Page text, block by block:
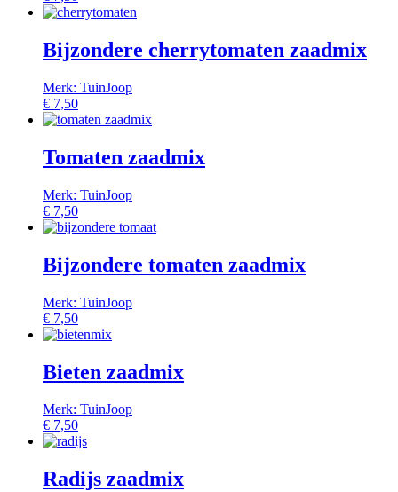
Bijzondere cherrytomaten zaadmix
Merk: TuinJoop
€ 7,50
Tomaten zaadmix
Merk: TuinJoop
€ 7,50
Bijzondere tomaten zaadmix
Merk: TuinJoop
€ 7,50
Bieten zaadmix
Merk: TuinJoop
€ 7,50
Radijs zaadmix